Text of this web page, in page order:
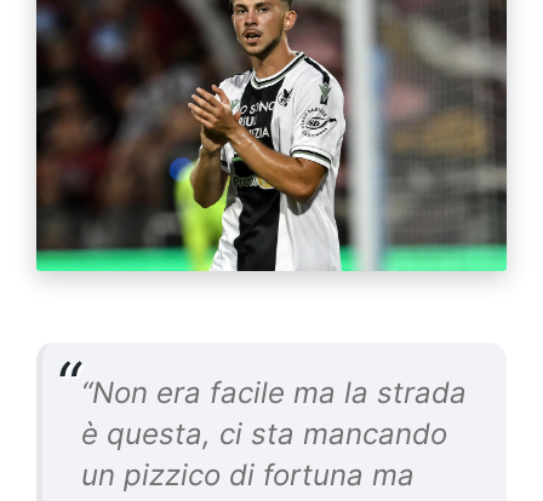
“Non era facile ma la strada
è questa, ci sta mancando
un pizzico di fortuna ma